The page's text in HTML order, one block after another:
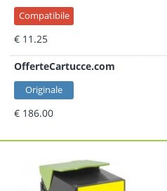
Compatibile
€ 11.25
OfferteCartucce.com
Originale
€ 186.00